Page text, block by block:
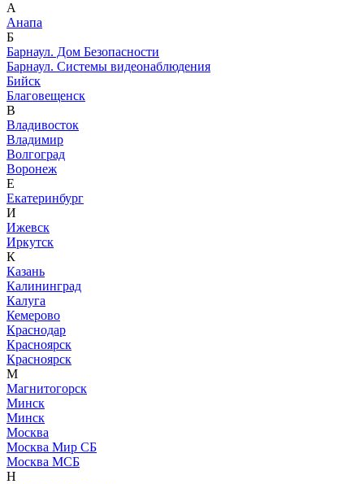
А
Анапа
Б
Барнаул. Дом Безопасности
Барнаул. Системы видеонаблюдения
Бийск
Благовещенск
В
Владивосток
Владимир
Волгоград
Воронеж
Е
Екатеринбург
И
Ижевск
Иркутск
К
Казань
Калининград
Калуга
Кемерово
Краснодар
Красноярск
Красноярск
М
Магнитогорск
Минск
Минск
Москва
Москва Мир СБ
Москва МСБ
Н